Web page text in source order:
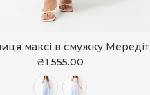
максі в смужку Мередіт
₴1,555.00